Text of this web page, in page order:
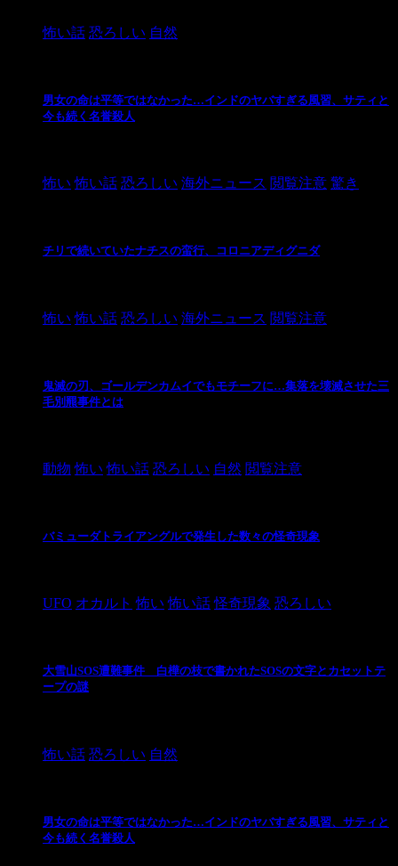
怖い話 恐ろしい 自然
男女の命は平等ではなかった…インドのヤバすぎる風習、サティと
今も続く名誉殺人
怖い 怖い話 恐ろしい 海外ニュース 閲覧注意 驚き
チリで続いていたナチスの蛮行、コロニアディグニダ
怖い 怖い話 恐ろしい 海外ニュース 閲覧注意
鬼滅の刃、ゴールデンカムイでもモチーフに…集落を壊滅させた三
毛別羆事件とは
動物 怖い 怖い話 恐ろしい 自然 閲覧注意
バミューダトライアングルで発生した数々の怪奇現象
UFO オカルト 怖い 怖い話 怪奇現象 恐ろしい
大雪山SOS遭難事件 白樺の枝で書かれたSOSの文字とカセットテ
ープの謎
怖い話 恐ろしい 自然
男女の命は平等ではなかった…インドのヤバすぎる風習、サティと
今も続く名誉殺人